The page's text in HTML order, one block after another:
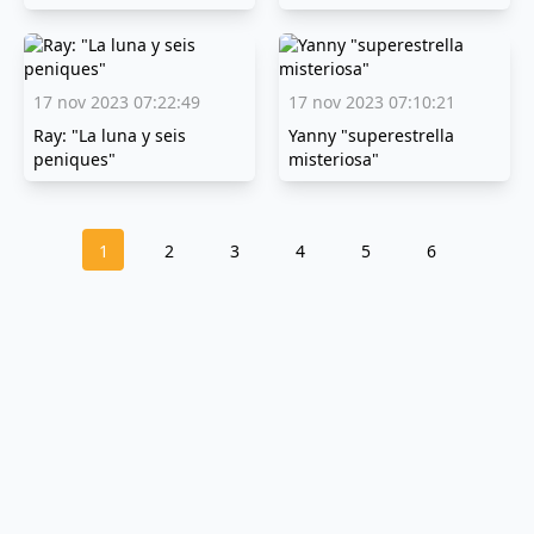
17 nov 2023 07:22:49
Ray: "La luna y seis
peniques"
17 nov 2023 07:10:21
Yanny "superestrella
misteriosa"
1 2 3 4 5 6